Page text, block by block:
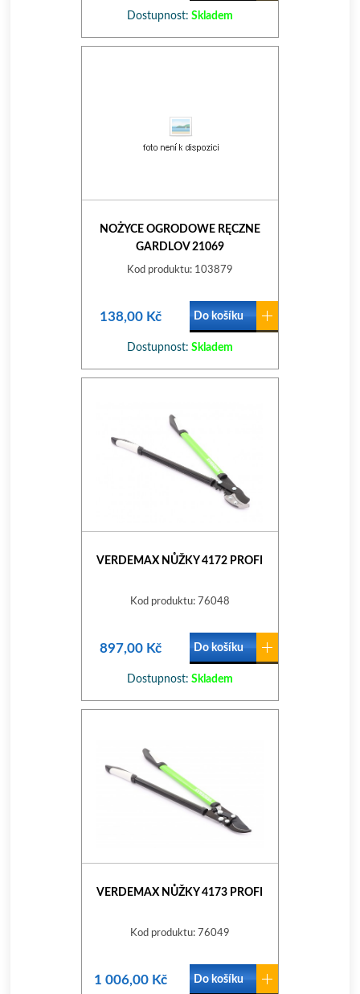
Dostupnost: Skladem
NOŻYCE OGRODOWE RĘCZNE
GARDLOV 21069
Kod produktu: 103879
138,00 Kč Do košíku
Dostupnost: Skladem
VERDEMAX NŮŽKY 4172 PROFI
Kod produktu: 76048
897,00 Kč Do košíku
Dostupnost: Skladem
VERDEMAX NŮŽKY 4173 PROFI
Kod produktu: 76049
1 006,00 Kč Do košíku